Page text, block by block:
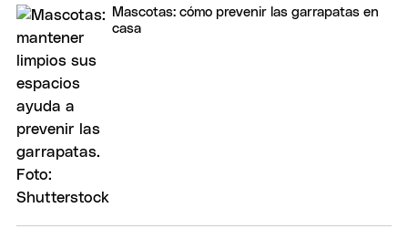
Mascotas: cómo prevenir las garrapatas en
casa